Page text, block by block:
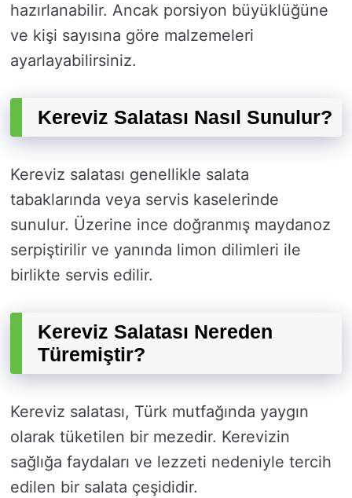
hazırlanabilir. Ancak porsiyon büyüklüğüne
ve kişi sayısına göre malzemeleri
ayarlayabilirsiniz.
Kereviz Salatası Nasıl Sunulur?
Kereviz salatası genellikle salata
tabaklarında veya servis kaselerinde
sunulur. Üzerine ince doğranmış maydanoz
serpiştirilir ve yanında limon dilimleri ile
birlikte servis edilir.
Kereviz Salatası Nereden
Türemiştir?
Kereviz salatası, Türk mutfağında yaygın
olarak tüketilen bir mezedir. Kerevizin
sağlığa faydaları ve lezzeti nedeniyle tercih
edilen bir salata çeşididir.